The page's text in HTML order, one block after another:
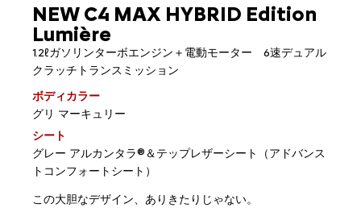
NEW C4 MAX HYBRID Edition
Lumière
1.2ℓガソリンターボエンジン＋電動モーター 6速デュアル
クラッチトランスミッション
ボディカラー
グリ マーキュリー
シート
グレー アルカンタラ®＆テップレザーシート（アドバンス
トコンフォートシート）
この大胆なデザイン、ありきたりじゃない。